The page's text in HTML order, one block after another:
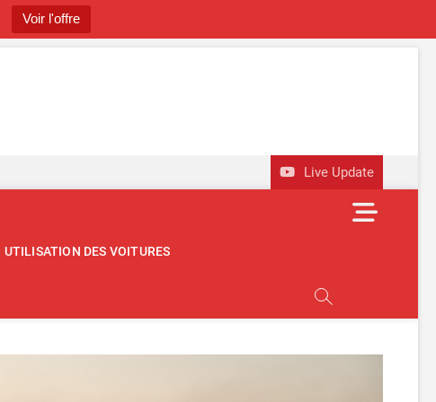
Voir l'offre
Live Update
UTILISATION DES VOITURES
M
e
t
o